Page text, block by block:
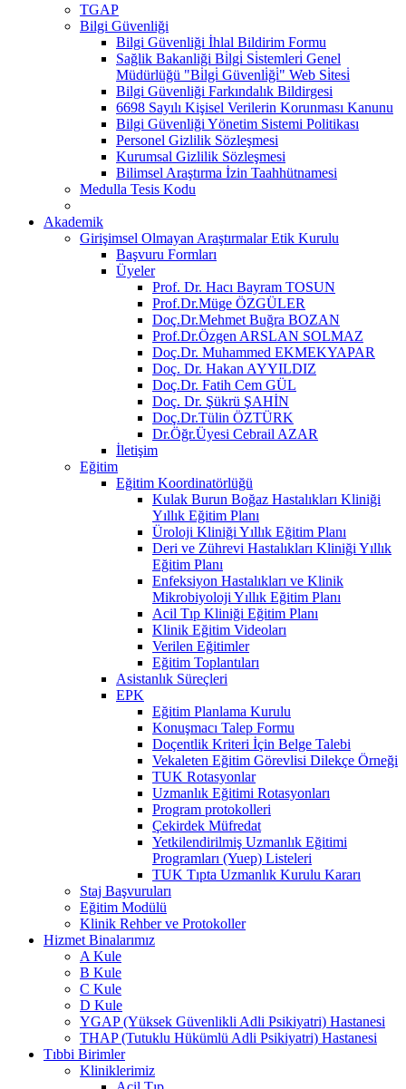
TGAP
Bilgi Güvenliği
Bilgi Güvenliği İhlal Bildirim Formu
Sağlik Bakanliği Bi̇lgi̇ Si̇stemleri̇ Genel
Müdürlüğü "Bi̇lgi̇ Güvenli̇ği̇" Web Si̇tesi̇
Bilgi Güvenliği Farkındalık Bildirgesi
6698 Sayılı Kişisel Verilerin Korunması Kanunu
Bilgi Güvenliği Yönetim Sistemi Politikası
Personel Gizlilik Sözleşmesi
Kurumsal Gizlilik Sözleşmesi
Bilimsel Araştırma İzin Taahhütnamesi
Medulla Tesis Kodu
Akademik
Girişimsel Olmayan Araştırmalar Etik Kurulu
Başvuru Formları
Üyeler
Prof. Dr. Hacı Bayram TOSUN
Prof.Dr.Müge ÖZGÜLER
Doç.Dr.Mehmet Buğra BOZAN
Prof.Dr.Özgen ARSLAN SOLMAZ
Doç.Dr. Muhammed EKMEKYAPAR
Doç. Dr. Hakan AYYILDIZ
Doç.Dr. Fatih Cem GÜL
Doç. Dr. Şükrü ŞAHİN
Doç.Dr.Tülin ÖZTÜRK
Dr.Öğr.Üyesi Cebrail AZAR
İletişim
Eğitim
Eğitim Koordinatörlüğü
Kulak Burun Boğaz Hastalıkları Kliniği
Yıllık Eğitim Planı
Üroloji Kliniği Yıllık Eğitim Planı
Deri ve Zührevi Hastalıkları Kliniği Yıllık
Eğitim Planı
Enfeksiyon Hastalıkları ve Klinik
Mikrobiyoloji Yıllık Eğitim Planı
Acil Tıp Kliniği Eğitim Planı
Klinik Eğitim Videoları
Verilen Eğitimler
Eğitim Toplantıları
Asistanlık Süreçleri
EPK
Eğitim Planlama Kurulu
Konuşmacı Talep Formu
Doçentlik Kriteri İçin Belge Talebi
Vekaleten Eğitim Görevlisi Dilekçe Örneği
TUK Rotasyonlar
Uzmanlık Eğitimi Rotasyonları
Program protokolleri
Çekirdek Müfredat
Yetkilendirilmiş Uzmanlık Eğitimi
Programları (Yuep) Listeleri
TUK Tıpta Uzmanlık Kurulu Kararı
Staj Başvuruları
Eğitim Modülü
Klinik Rehber ve Protokoller
Hizmet Binalarımız
A Kule
B Kule
C Kule
D Kule
YGAP (Yüksek Güvenlikli Adli Psikiyatri) Hastanesi
THAP (Tutuklu Hükümlü Adli Psikiyatri) Hastanesi
Tıbbi Birimler
Kliniklerimiz